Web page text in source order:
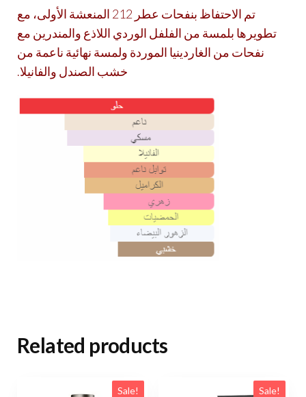
تم الاحتفاظ بنفحات عطر 212 المنعشة الأولى، مع
تطويرها بلمسة من الفلفل الوردي اللاذع والمندرين مع
نفحات من الغاردينيا الموردة ولمسة نهائية ناعمة من
خشب الصندل والفانيلا.
Related products
Sale! Sale!